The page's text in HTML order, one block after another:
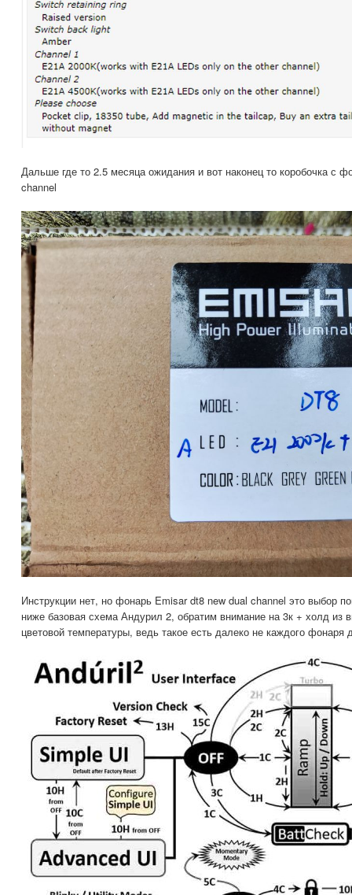
Дальше где то 2.5 месяца ожидания и вот наконец то коробочка с
channel
Инструкции нет, но фонарь Emisar dt8 new dual channel это выбор
ниже базовая схема Андурил 2, обратим внимание на 3к + холд из
цветовой температуры, ведь такое есть далеко не каждого